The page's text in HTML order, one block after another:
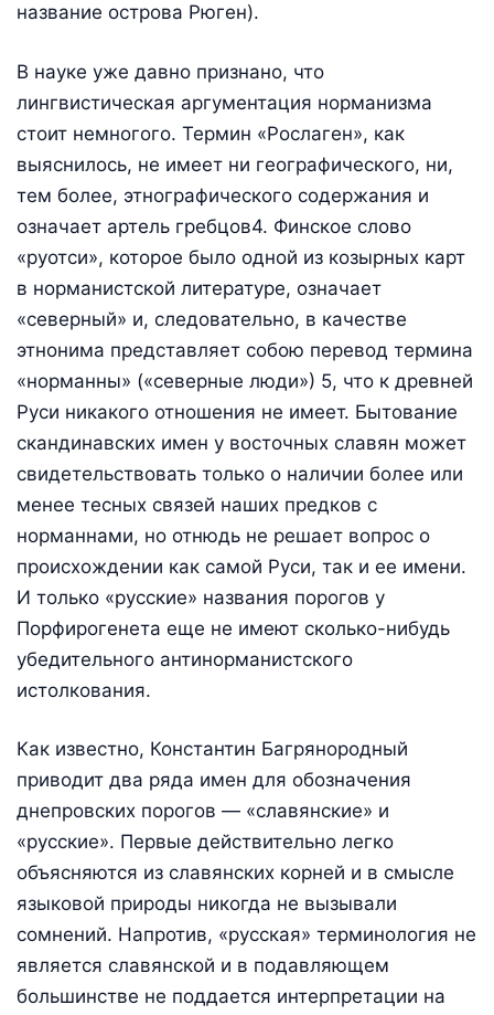
название острова Рюген).
В науке уже давно признано, что
лингвистическая аргументация норманизма
стоит немногого. Термин «Рослаген», как
выяснилось, не имеет ни географического, ни,
тем более, этнографического содержания и
означает артель гребцов4. Финское слово
«руотси», которое было одной из козырных карт
в норманистской литературе, означает
«северный» и, следовательно, в качестве
этнонима представляет собою перевод термина
«норманны» («северные люди») 5, что к древней
Руси никакого отношения не имеет. Бытование
скандинавских имен у восточных славян может
свидетельствовать только о наличии более или
менее тесных связей наших предков с
норманнами, но отнюдь не решает вопрос о
происхождении как самой Руси, так и ее имени.
И только «русские» названия порогов у
Порфирогенета еще не имеют сколько-нибудь
убедительного антинорманистского
истолкования.
Как известно, Константин Багрянородный
приводит два ряда имен для обозначения
днепровских порогов — «славянские» и
«русские». Первые действительно легко
объясняются из славянских корней и в смысле
языковой природы никогда не вызывали
сомнений. Напротив, «русская» терминология не
является славянской и в подавляющем
большинстве не поддается интерпретации на